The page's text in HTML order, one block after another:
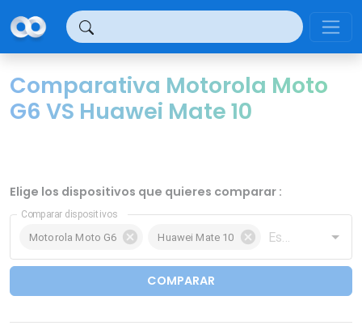
Comparativa Motorola Moto
G6 VS Huawei Mate 10
Elige los dispositivos que quieres comparar :
Comparar dispositivos
Motorola Moto G6 Huawei Mate 10
COMPARAR
Panel de gestión de cookies